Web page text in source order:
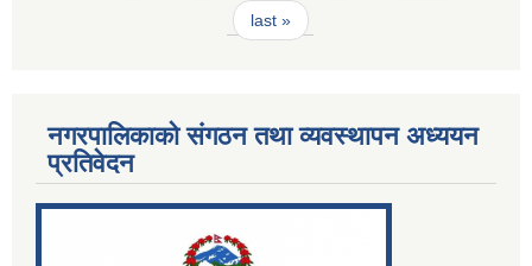
last »
नगरपालिकाको संगठन तथा व्यवस्थापन अध्ययन
प्रतिवेदन